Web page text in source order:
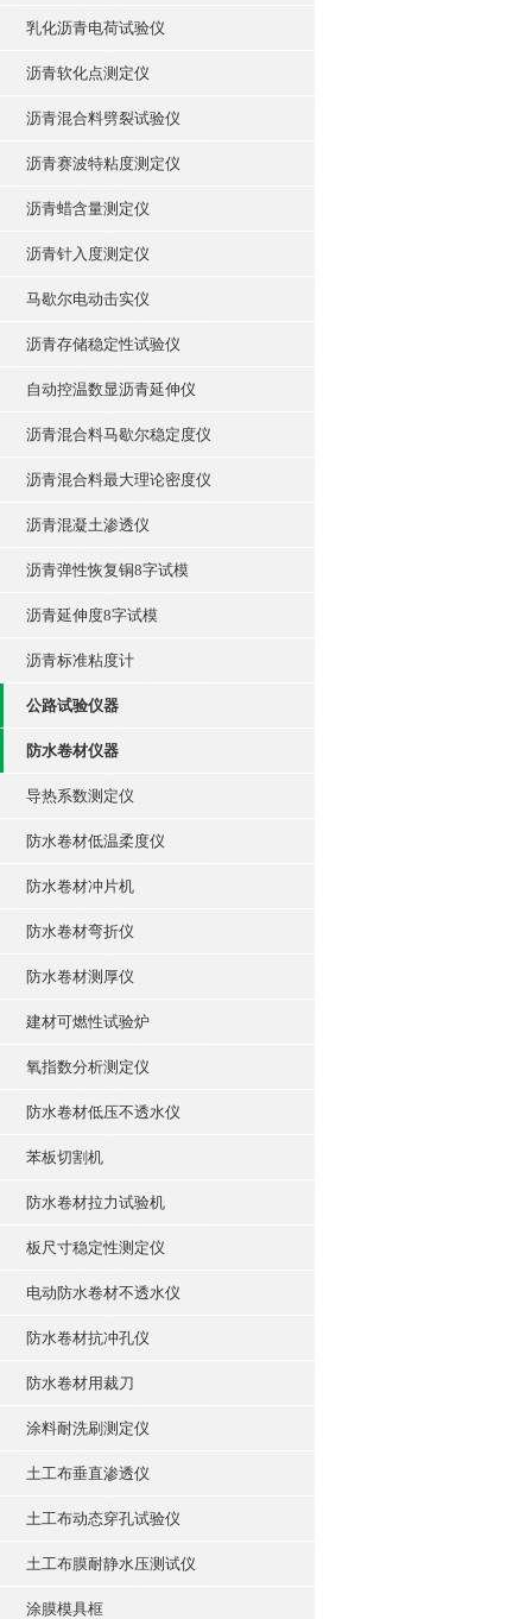
乳化沥青电荷试验仪
沥青软化点测定仪
沥青混合料劈裂试验仪
沥青赛波特粘度测定仪
沥青蜡含量测定仪
沥青针入度测定仪
马歇尔电动击实仪
沥青存储稳定性试验仪
自动控温数显沥青延伸仪
沥青混合料马歇尔稳定度仪
沥青混合料最大理论密度仪
沥青混凝土渗透仪
沥青弹性恢复铜8字试模
沥青延伸度8字试模
沥青标准粘度计
公路试验仪器
防水卷材仪器
导热系数测定仪
防水卷材低温柔度仪
防水卷材冲片机
防水卷材弯折仪
防水卷材测厚仪
建材可燃性试验炉
氧指数分析测定仪
防水卷材低压不透水仪
苯板切割机
防水卷材拉力试验机
板尺寸稳定性测定仪
电动防水卷材不透水仪
防水卷材抗冲孔仪
防水卷材用裁刀
涂料耐洗刷测定仪
土工布垂直渗透仪
土工布动态穿孔试验仪
土工布膜耐静水压测试仪
涂膜模具框